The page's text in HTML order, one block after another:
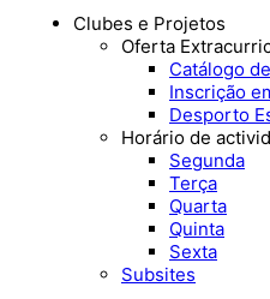
Clubes e Projetos
Oferta
Catálogo
Inscrição
Desporto
Horário de
Segunda
Terça
Quarta
Quinta
Sexta
Subsites